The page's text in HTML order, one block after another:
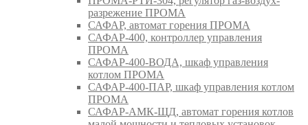
разрежение ПРОМА
САФАР, автомат горения ПРОМА
САФАР-400, контроллер управления
ПРОМА
САФАР-400-ВОДА, шкаф управления
котлом ПРОМА
САФАР-400-ПАР, шкаф управления котлом
ПРОМА
САФАР-АМК-ЩД, автомат горения котлов